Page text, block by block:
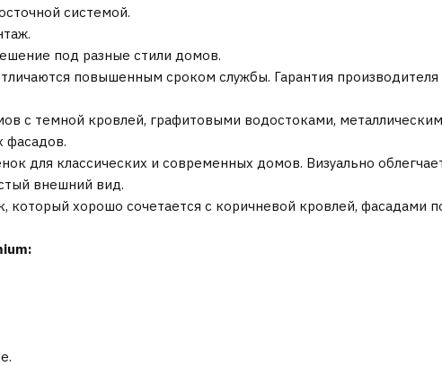
системой.
под разные стили домов.
повышенным сроком службы. Гарантия
с темной кровлей, графитовыми водостоками,
фасадов.
для классических и современных домов. Визуально
внешний вид.
хорошо сочетается с коричневой кровлей, фасадами